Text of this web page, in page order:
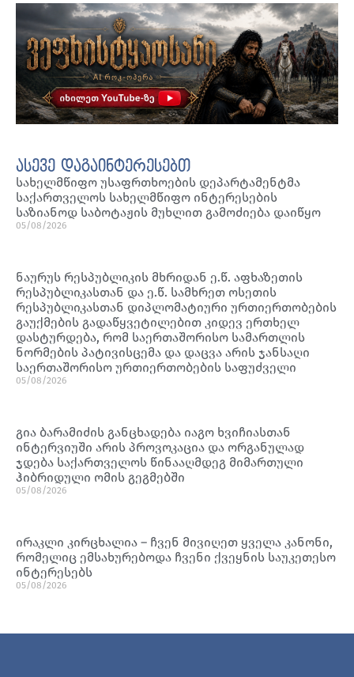
ასევე დაგაინტერესებთ
სახელმწიფო უსაფრთხოების დეპარტამენტმა
საქართველოს სახელმწიფო ინტერესების
საზიანოდ საბოტაჟის მუხლით გამოძიება დაიწყო
05/08/2026
ნაურუს რესპუბლიკის მხრიდან ე.წ. აფხაზეთის
რესპუბლიკასთან და ე.წ. სამხრეთ ოსეთის
რესპუბლიკასთან დიპლომატიური ურთიერთობების
გაუქმების გადაწყვეტილებით კიდევ ერთხელ
დასტურდება, რომ საერთაშორისო სამართლის
ნორმების პატივისცემა და დაცვა არის ჯანსაღი
საერთაშორისო ურთიერთობების საფუძველი
05/08/2026
გია ბარამიძის განცხადება იაგო ხვიჩიასთან
ინტერვიუში არის პროვოკაცია და ორგანულად
ჯდება საქართველოს წინააღმდეგ მიმართული
ჰიბრიდული ომის გეგმებში
05/08/2026
ირაკლი კირცხალია – ჩვენ მივიღეთ ყველა კანონი,
რომელიც ემსახურებოდა ჩვენი ქვეყნის საუკეთესო
ინტერესებს
05/08/2026